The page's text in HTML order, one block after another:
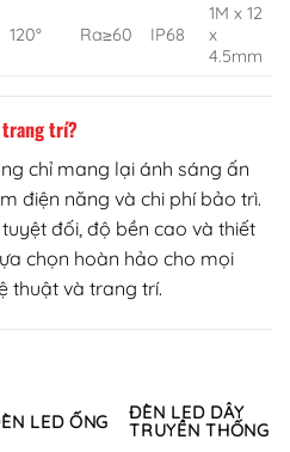
120° Ra≥60 IP68
1M x 12
x
4.5mm
trang trí?
chỉ mang lại ánh sáng ấn
điện năng và chi phí bảo trì.
đối, độ bền cao và thiết
chọn hoàn hảo cho mọi
thuật và trang trí.
LED ỐNG
ĐÈN LED DÂY
TRUYỀN THỐNG